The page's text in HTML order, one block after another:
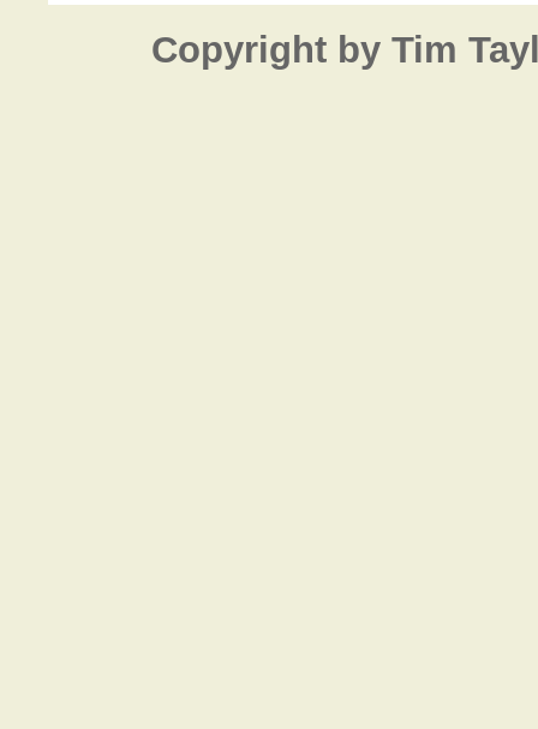
Copyright by Tim